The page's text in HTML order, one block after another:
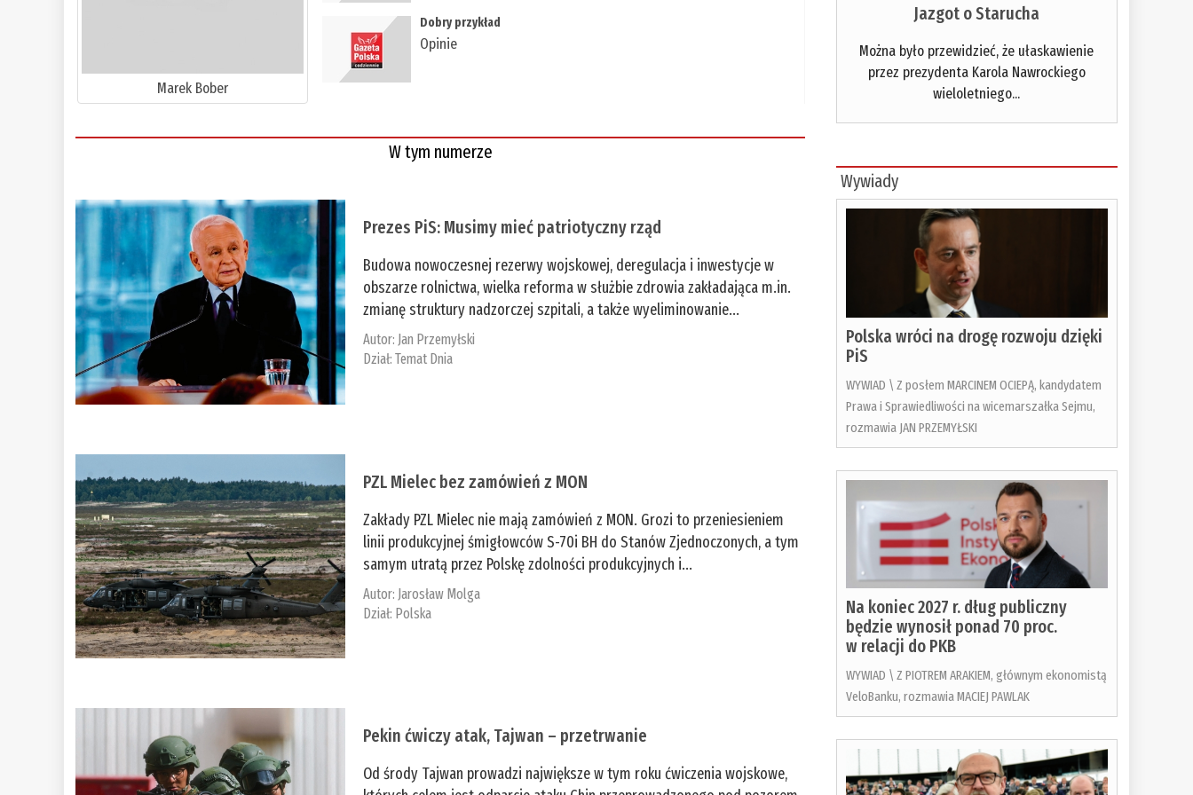
Marek Bober
Dobry przykład
Opinie
W tym numerze
Prezes PiS: Musimy mieć patriotyczny rząd
Budowa nowoczesnej rezerwy wojskowej, deregulacja i inwestycje w
obszarze rolnictwa, wielka reforma w służbie zdrowia zakładająca m.in.
zmianę struktury nadzorczej szpitali, a także wyeliminowanie...
Autor: Jan Przemyłski
Dział:Temat Dnia
PZL Mielec bez zamówień z MON
Zakłady PZL Mielec nie mają zamówień z MON. Grozi to przeniesieniem
linii produkcyjnej śmigłowców S-70i BH do Stanów Zjednoczonych, a tym
samym utratą przez Polskę zdolności produkcyjnych i...
Autor: Jarosław Molga
Dział: Polska
Pekin ćwiczy atak, Tajwan – przetrwanie
Od środy Tajwan prowadzi największe w tym roku ćwiczenia wojskowe,
Jazgot o Starucha
Można było przewidzieć, że ułaskawienie
przez prezydenta Karola Nawrockiego
wieloletniego...
Wywiady
Polska wróci na drogę rozwoju dzięki
PiS
WYWIAD \ Z posłem MARCINEM OCIEPĄ, kandydatem
Prawa i Sprawiedliwości na wicemarszałka Sejmu,
rozmawia JAN PRZEMYŁSKI
Na koniec 2027 r. dług publiczny
będzie wynosił ponad 70 proc.
w relacji do PKB
WYWIAD \ Z PIOTREM ARAKIEM, głównym ekonomistą
VeloBanku, rozmawia MACIEJ PAWLAK